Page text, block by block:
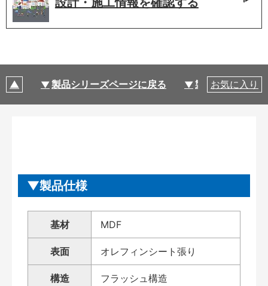
製品シリーズページに戻る 製品仕様
お気に入り
製品仕様
基材 MDF
表面 オレフィンシート張り
構造 フラッシュ構造